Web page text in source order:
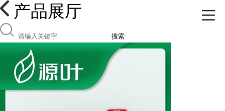
产品展厅
搜索